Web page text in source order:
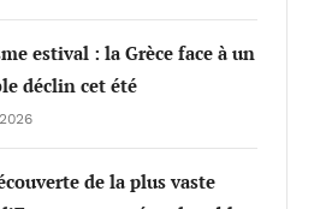
estival : la Grèce face à un
déclin cet été
de la plus vaste